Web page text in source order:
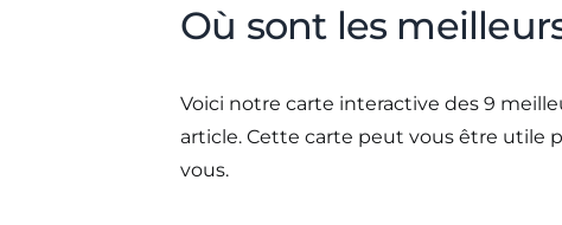
Où sont les
Voici notre carte interactive des 9
article. Cette carte peut vous être utile
vous.